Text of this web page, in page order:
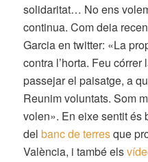
solidaritat… No ens
continua. Com deia
Garcia en twitter: «La
contra l’horta. Feu
passejar el paisatge, a
Reunim voluntats. Som
volen». En eixe sentit és
delbanc de terresque
València, i també els